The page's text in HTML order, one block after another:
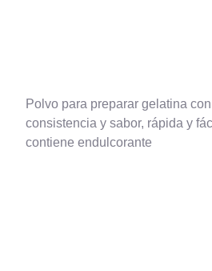
Polvo para preparar gelatina
consistencia y sabor, rápida y
contiene endulcorante